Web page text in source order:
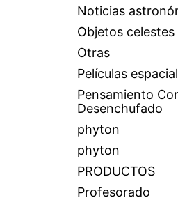
Noticias
Objetos celestes
Otras
Películas
Pensamiento
Desenchufado
phyton
phyton
PRODUCTOS
Profesorado